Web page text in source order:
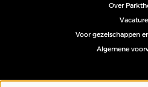
Over
Voor gezelschappen
Algemene